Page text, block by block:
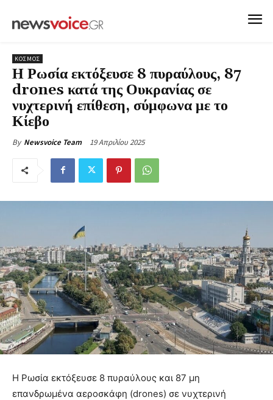
ΚΟΣΜΟΣ
Η Ρωσία εκτόξευσε 8 πυραύλους, 87
drones κατά της Ουκρανίας σε
νυχτερινή επίθεση, σύμφωνα με το
Κίεβο
By Newsvoice Team 19 Απριλίου 2025
Η Ρωσία εκτόξευσε 8 πυραύλους και 87 μη
επανδρωμένα αεροσκάφη (drones) σε νυχτερινή